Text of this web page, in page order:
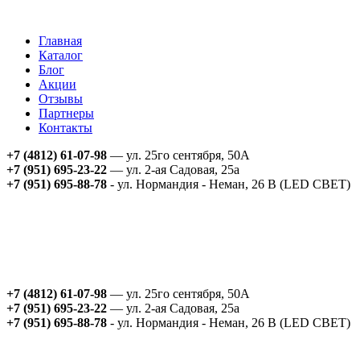
Главная
Каталог
Блог
Акции
Отзывы
Партнеры
Контакты
+7 (4812) 61-07-98 — ул. 25го сентября, 50А
+7 (951) 695-23-22 — ул. 2-ая Садовая, 25а
+7 (951) 695-88-78 - ул. Нормандия - Неман, 26 В (LED СВЕТ)
+7 (4812) 61-07-98 — ул. 25го сентября, 50А
+7 (951) 695-23-22 — ул. 2-ая Садовая, 25а
+7 (951) 695-88-78 - ул. Нормандия - Неман, 26 В (LED СВЕТ)